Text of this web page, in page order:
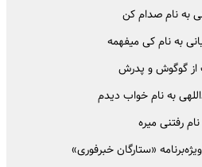
به نام صدام کن
به نام کی میفهمه
از گوگوش و پدرش
به نام خواب دیدم
رفتنی میره
«ستارگان خبرفوری»